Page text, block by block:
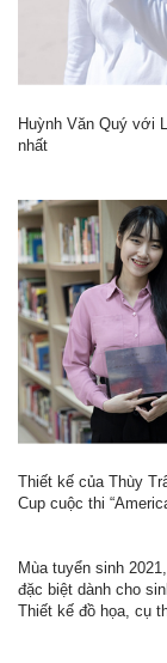
Huỳnh Văn Quý với
nhất
Thiết kế của Thùy
Cup cuộc thi
Mùa tuyển sinh
đặc biệt dành cho
Thiết kế đồ họa, cụ